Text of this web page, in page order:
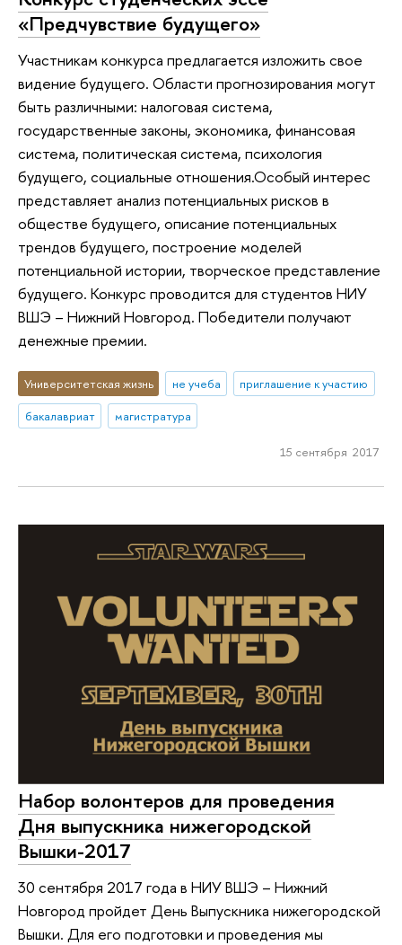
«Предчувствие будущего»
Участникам конкурса предлагается изложить свое
видение будущего. Области прогнозирования могут
быть различными: налоговая система,
государственные законы, экономика, финансовая
система, политическая система, психология
будущего, социальные отношения.Особый интерес
представляет анализ потенциальных рисков в
обществе будущего, описание потенциальных
трендов будущего, построение моделей
потенциальной истории, творческое представление
будущего. Конкурс проводится для студентов НИУ
ВШЭ – Нижний Новгород. Победители получают
денежные премии.
Университетская жизнь не учеба
приглашение к участию
бакалавриат
магистратура
15 сентября 2017
Набор волонтеров для проведения
Дня выпускника нижегородской
Вышки-2017
30 сентября 2017 года в НИУ ВШЭ – Нижний
Новгород пройдет День Выпускника нижегородской
Вышки. Для его подготовки и проведения мы